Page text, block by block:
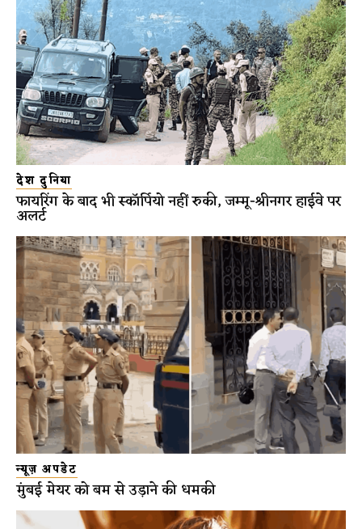
देश दुनिया
फायरिंग के बाद भी स्कॉर्पियो नहीं रुकी, जम्मू-श्रीनगर हाईवे पर
अलर्ट
न्यूज़ अपडेट
मुंबई मेयर को बम से उड़ाने की धमकी